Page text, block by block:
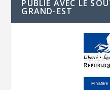
PUBLIÉ AVEC LE
GRAND-EST